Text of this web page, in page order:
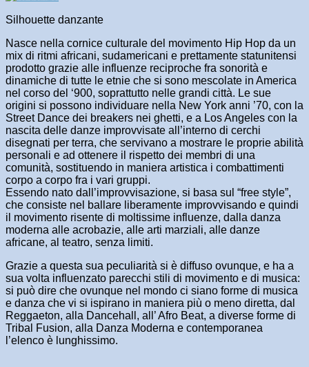
Silhouette danzante
Nasce nella cornice culturale del movimento Hip Hop da un
mix di ritmi africani, sudamericani e prettamente statunitensi
prodotto grazie alle influenze reciproche fra sonorità e
dinamiche di tutte le etnie che si sono mescolate in America
nel corso del ‘900, soprattutto nelle grandi città. Le sue
origini si possono individuare nella New York anni ’70, con la
Street Dance dei breakers nei ghetti, e a Los Angeles con la
nascita delle danze improvvisate all’interno di cerchi
disegnati per terra, che servivano a mostrare le proprie abilità
personali e ad ottenere il rispetto dei membri di una
comunità, sostituendo in maniera artistica i combattimenti
corpo a corpo fra i vari gruppi.
Essendo nato dall’improvvisazione, si basa sul “free style”,
che consiste nel ballare liberamente improvvisando e quindi
il movimento risente di moltissime influenze, dalla danza
moderna alle acrobazie, alle arti marziali, alle danze
africane, al teatro, senza limiti.
Grazie a questa sua peculiarità si è diffuso ovunque, e ha a
sua volta influenzato parecchi stili di movimento e di musica:
si può dire che ovunque nel mondo ci siano forme di musica
e danza che vi si ispirano in maniera più o meno diretta, dal
Reggaeton, alla Dancehall, all’ Afro Beat, a diverse forme di
Tribal Fusion, alla Danza Moderna e contemporanea
l’elenco è lunghissimo.